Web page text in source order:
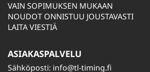
VAIN SOPIMUKSEN MUKAAN
NOUDOT ONNISTUU JOUSTAVASTI
LAITA VIESTIÄ
ASIAKASPALVELU
Sähköposti: info@tl-timing.fi